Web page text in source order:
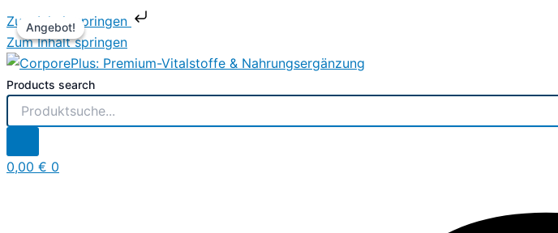
Zum Inhalt springen
Zum Inhalt springen
Products search
0,00 € 0
Angebot!
Angebot!